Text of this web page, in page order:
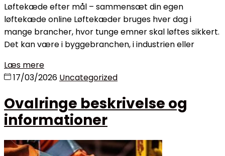
Løftekæde efter mål – sammensæt din egen
løftekæde online Løftekæder bruges hver dag i
mange brancher, hvor tunge emner skal løftes sikkert.
Det kan være i byggebranchen, i industrien eller
Læs mere
17/03/2026 Uncategorized
Ovalringe beskrivelse og
informationer